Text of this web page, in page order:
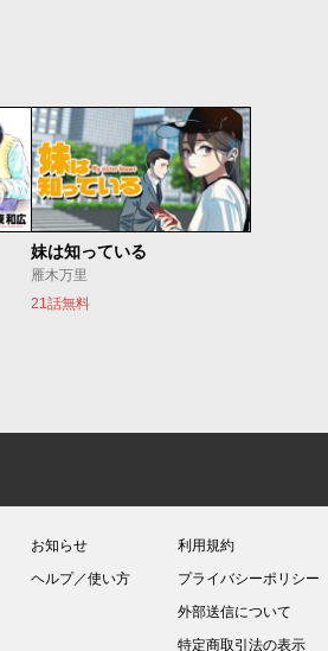
妹は知っている
雁木万里
21話無料
お知らせ
ヘルプ／使い方
利用規約
プライバシーポリシー
外部送信について
特定商取引法の表示